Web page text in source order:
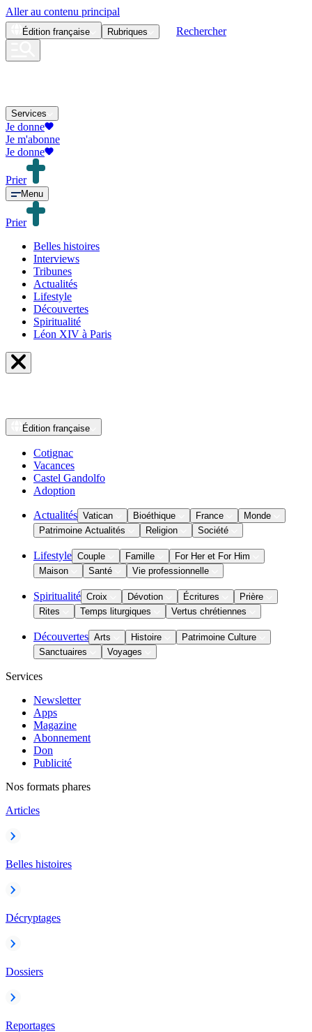
Aller au contenu principal
Édition française Rubriques Rechercher
Services
Je donne
Je m'abonne
Je donne
Prier
Menu
Prier
Belles histoires
Interviews
Tribunes
Actualités
Lifestyle
Découvertes
Spiritualité
Léon XIV à Paris
Édition française
Cotignac
Vacances
Castel Gandolfo
Adoption
Actualités Vatican Bioéthique France
Monde
Patrimoine Actualités
Religion Société
Lifestyle Couple Famille
For Her et For Him
Maison
Santé Vie professionnelle
Spiritualité Croix Dévotion Écritures
Prière
Rites
Temps liturgiques Vertus chrétiennes
Découvertes Arts Histoire
Patrimoine Culture
Sanctuaires
Voyages
Services
Newsletter
Apps
Magazine
Abonnement
Don
Publicité
Nos formats phares
Articles
Belles histoires
Décryptages
Dossiers
Reportages